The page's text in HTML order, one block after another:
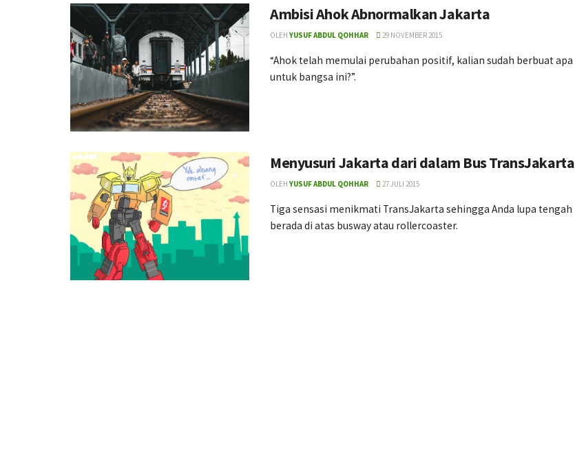
Ambisi Ahok Abnormalkan Jakarta
OLEH YUSUF ABDUL QOHHAR 29 NOVEMBER 2015
“Ahok telah memulai perubahan positif, kalian sudah berbuat apa
untuk bangsa ini?”.
Menyusuri Jakarta dari dalam Bus TransJakarta
OLEH YUSUF ABDUL QOHHAR 27 JULI 2015
Tiga sensasi menikmati TransJakarta sehingga Anda lupa tengah
berada di atas busway atau rollercoaster.